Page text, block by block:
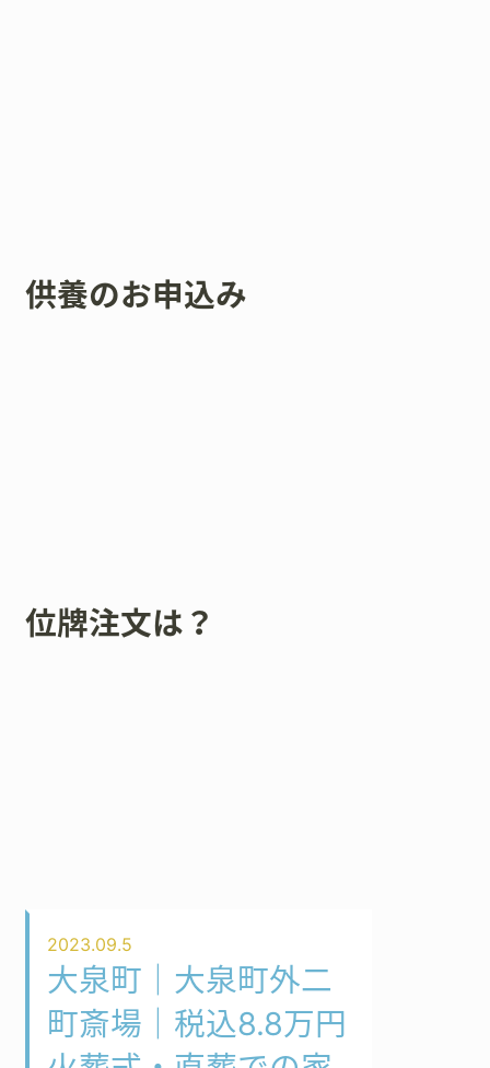
供養のお申込み
位牌注文は？
2023.09.5
大泉町｜大泉町外二
町斎場｜税込8.8万円